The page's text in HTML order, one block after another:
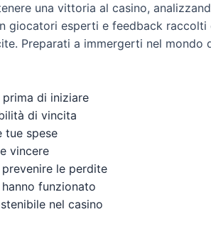
una vittoria al casino,
giocatori esperti e feedback
Preparati a immergerti nel mondo
prima di iniziare
di vincita
tue spese
vincere
le perdite
funzionato
nel casino